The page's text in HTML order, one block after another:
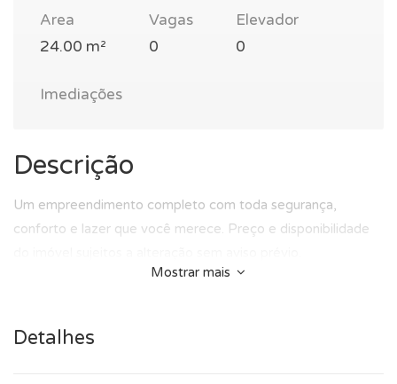
Area
24.00 m²
Vagas
0
Elevador
0
Imediações
Descrição
Um empreendimento completo com toda segurança,
conforto e lazer que você merece. Preço e disponibilidade
Mostrar mais
Detalhes